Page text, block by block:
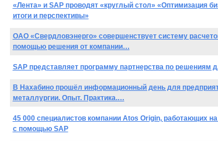
«Лента» и SAP проводят «круглый стол» «Оптимизация
итоги и перспективы»
ОАО «Свердловэнерго» совершенствует систему
помощью решения от компании…
SAP представляет программу партнерства по решениям
В Нахабино прошёл информационный день для
металлургии. Опыт. Практика.…
45 000 специалистов компании Atos Origin, работающих
с помощью SAP